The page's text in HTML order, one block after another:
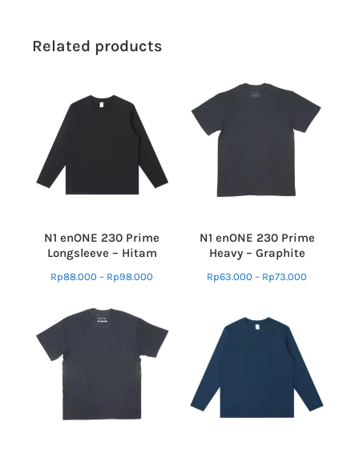
Related products
N1 enONE 230 Prime
Longsleeve – Hitam
Rp88.000 – Rp98.000
N1 enONE 230 Prime
Heavy – Graphite
Rp63.000 – Rp73.000